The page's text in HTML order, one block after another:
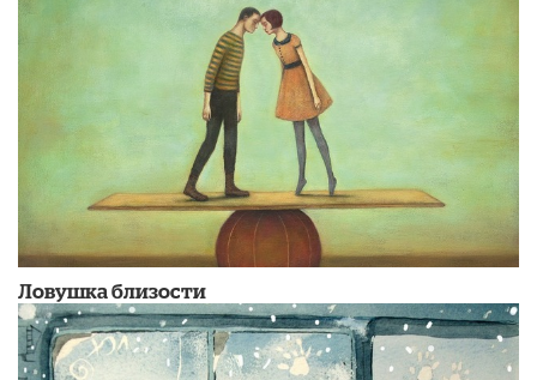
Ловушка близости